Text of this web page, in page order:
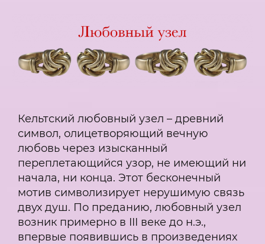
Кельтский любовный узел – древний
символ, олицетворяющий вечную
любовь через изысканный
переплетающийся узор, не имеющий ни
начала, ни конца. Этот бесконечный
мотив символизирует нерушимую связь
двух душ. По преданию, любовный узел
возник примерно в III веке до н.э.,
впервые появившись в произведениях